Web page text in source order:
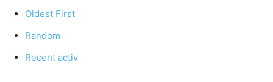
Oldest First
Random
Recent activ